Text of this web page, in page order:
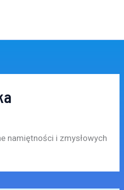
namiętności i zmysłowych